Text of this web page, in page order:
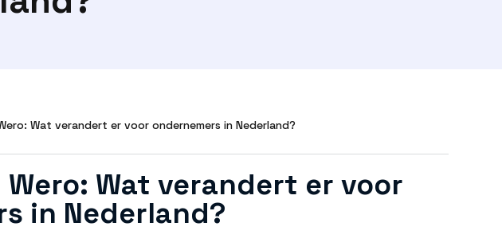
Wat verandert er voor ondernemers in Nederland?
Wero: Wat verandert er voor
in Nederland?